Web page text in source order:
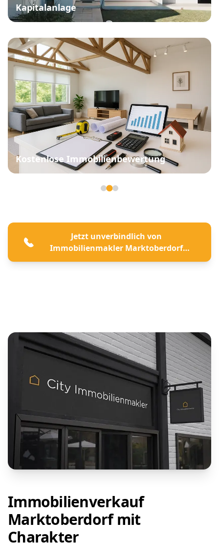
Kapitalanlage
Kostenlose Immobilienbewertung
Jetzt unverbindlich von
Immobilienmakler Marktoberdorf
beraten lassen
Immobilienverkauf
Marktoberdorf mit
Charakter